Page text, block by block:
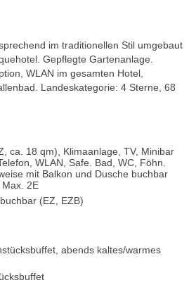
im traditionellen Stil umgebaut
Gepflegte Gartenanlage.
WLAN im gesamten Hotel,
Landeskategorie: 4 Sterne, 68
ca. 18 qm), Klimaanlage, TV, Minibar
WLAN, Safe. Bad, WC, Föhn.
mit Balkon und Dusche buchbar
2E
(EZ, EZB)
abends kaltes/warmes